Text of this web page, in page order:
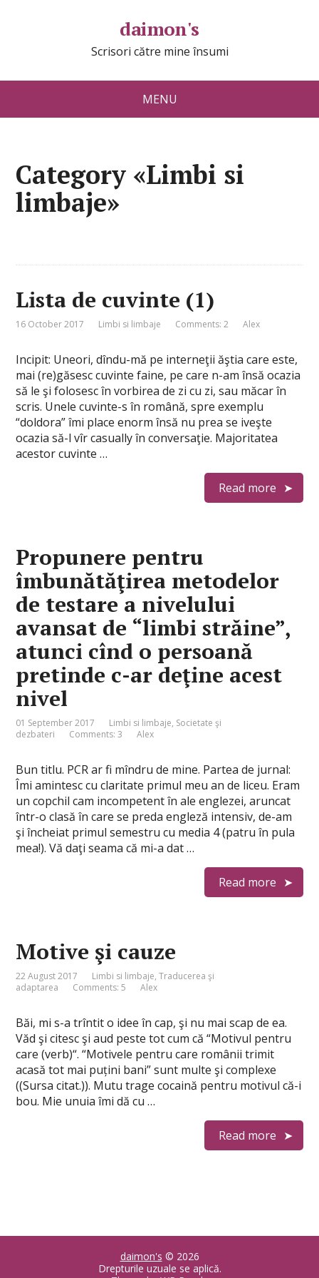
daimon's
Scrisori către mine însumi
MENU
Category «Limbi si
limbaje»
Lista de cuvinte (1)
16 October 2017 Limbi si limbaje Comments: 2 Alex
Incipit: Uneori, dîndu-mă pe interneţii ăştia care este,
mai (re)găsesc cuvinte faine, pe care n-am însă ocazia
să le şi folosesc în vorbirea de zi cu zi, sau măcar în
scris. Unele cuvinte-s în română, spre exemplu
“doldora” îmi place enorm însă nu prea se iveşte
ocazia să-l vîr casually în conversaţie. Majoritatea
acestor cuvinte …
Read more
Propunere pentru
îmbunătăţirea metodelor
de testare a nivelului
avansat de “limbi străine”,
atunci cînd o persoană
pretinde c-ar deţine acest
nivel
01 September 2017 Limbi si limbaje, Societate şi
dezbateri
Comments: 3 Alex
Bun titlu. PCR ar fi mîndru de mine. Partea de jurnal:
Îmi amintesc cu claritate primul meu an de liceu. Eram
un copchil cam incompetent în ale englezei, aruncat
într-o clasă în care se preda engleză intensiv, de-am
şi încheiat primul semestru cu media 4 (patru în pula
mea!). Vă daţi seama că mi-a dat …
Read more
Motive şi cauze
22 August 2017 Limbi si limbaje,Traducerea şi
adaptarea
Comments: 5 Alex
Băi, mi s-a trîntit o idee în cap, şi nu mai scap de ea.
Văd şi citesc şi aud peste tot cum că “Motivul pentru
care (verb)“. “Motivele pentru care românii trimit
acasă tot mai puțini bani” sunt multe şi complexe
((Sursa citat.)). Mutu trage cocaină pentru motivul că-i
bou. Mie unuia îmi dă cu …
Read more
daimon's © 2026
Drepturile uzuale se aplică.